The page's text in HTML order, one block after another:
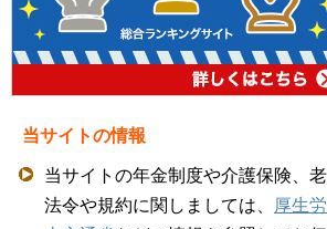
当サイトの情報
当サイトの年金制度や介護保険、
法令や規約に関しましては、 厚生